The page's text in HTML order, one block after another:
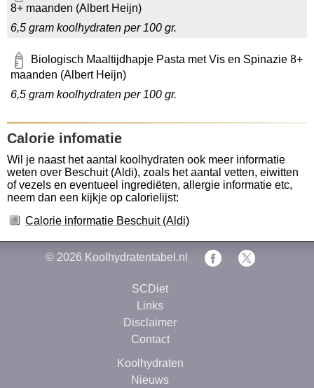
8+ maanden (Albert Heijn)
6,5 gram koolhydraten per 100 gr.
Biologisch Maaltijdhapje Pasta met Vis en Spinazie 8+
maanden (Albert Heijn)
6,5 gram koolhydraten per 100 gr.
Calorie infomatie
Wil je naast het aantal koolhydraten ook meer informatie
weten over Beschuit (Aldi), zoals het aantal vetten, eiwitten
of vezels en eventueel ingrediëten, allergie informatie etc,
neem dan een kijkje op calorielijst:
Calorie informatie Beschuit (Aldi)
© 2026 Koolhydratentabel.nl
SCDiet
Links
Disclaimer
Contact
Koolhydraten
Nieuws